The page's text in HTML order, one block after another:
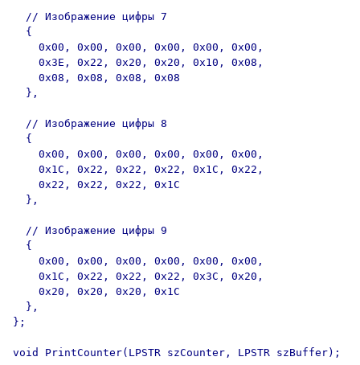
  // Изображение цифры 7
  {
    0x00, 0x00, 0x00, 0x00, 0x00, 0x00,
    0x3E, 0x22, 0x20, 0x20, 0x10, 0x08,
    0x08, 0x08, 0x08, 0x08
  },
  // Изображение цифры 8
  {
    0x00, 0x00, 0x00, 0x00, 0x00, 0x00,
    0x1C, 0x22, 0x22, 0x22, 0x1C, 0x22,
    0x22, 0x22, 0x22, 0x1C
  },
  // Изображение цифры 9
  {
    0x00, 0x00, 0x00, 0x00, 0x00, 0x00,
    0x1C, 0x22, 0x22, 0x22, 0x3C, 0x20,
    0x20, 0x20, 0x20, 0x1C
  },
};
void PrintCounter(LPSTR szCounter, LPSTR szBuffer);